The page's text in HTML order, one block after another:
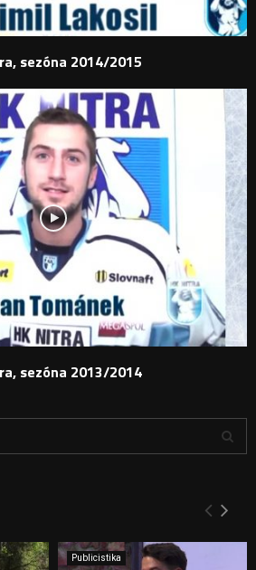
sezóna 2014/2015
sezóna 2013/2014
Y
H
Publicistika